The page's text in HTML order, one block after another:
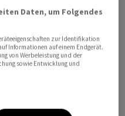
liege an strategisch
die Materialversorgung
am Mittwoch mit. Es
in den Niederlanden
Daten, um Folgendes
zur Identifikation
Informationen auf einem Endgerät.
von Werbeleistung und der
sowie Entwicklung und